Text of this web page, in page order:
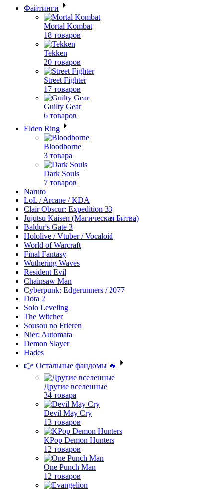
Файтинги
Mortal Kombat
18 товаров
Tekken
20 товаров
Street Fighter
17 товаров
Guilty Gear
6 товаров
Elden Ring
Bloodborne
3 товара
Dark Souls
7 товаров
Naruto
LoL / Arcane / KDA
Clair Obscur: Expedition 33
Jujutsu Kaisen (Магическая Битва)
Baldur's Gate 3
Hololive / Vtuber / Vocaloid
World of Warcraft
Final Fantasy
Wuthering Waves
Resident Evil
Chainsaw Man
Cyberpunk: Edgerunners / 2077
Dota 2
Solo Leveling
The Witcher
Sousou no Frieren
Nier: Automata
Demon Slayer
Hades
👉 Остальные фандомы 🔥
Другие вселенные
34 товара
Devil May Cry
13 товаров
KPop Demon Hunters
12 товаров
One Punch Man
12 товаров